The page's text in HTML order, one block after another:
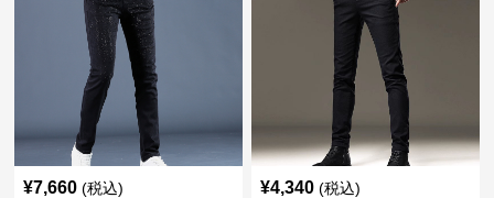
¥7,660 (税込) ¥4,340 (税込)